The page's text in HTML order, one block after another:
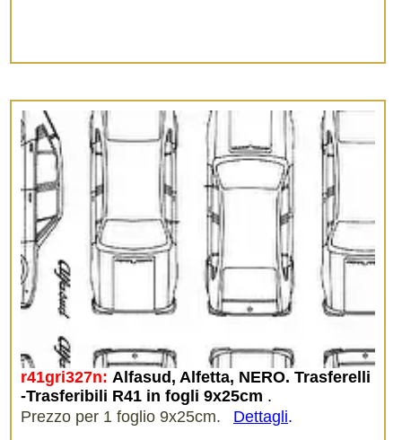
r41gri327n: Alfasud, Alfetta, NERO. Trasferelli
-Trasferibili R41 in fogli 9x25cm .
Prezzo per 1 foglio 9x25cm.
Dettagli.